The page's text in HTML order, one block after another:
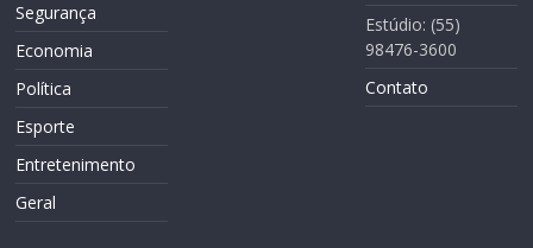
Segurança
Economia
Política
Esporte
Entretenimento
Geral
Estúdio: (55)
98476-3600
Contato